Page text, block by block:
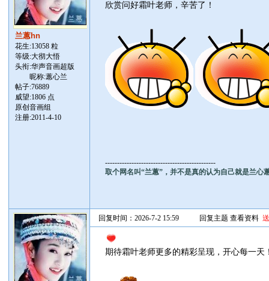
兰蕙hn
花生:13058 粒
等级:大彻大悟
头衔:华声音画超版
昵称:蕙心兰
帖子:76889
威望:1806 点
原创音画组
注册:2011-4-10
欣赏问好霜叶老师，辛苦了！
----------------------------------------------
取个网名叫“兰蕙”，并不是真的认为自己就是兰
回复时间：2026-7-2 15:59 回复主题 查看资料
期待霜叶老师更多的精彩呈现，开心每一天